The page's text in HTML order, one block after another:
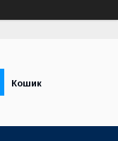
Кошик